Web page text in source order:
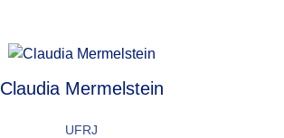
Claudia Mermelstein
UFRJ